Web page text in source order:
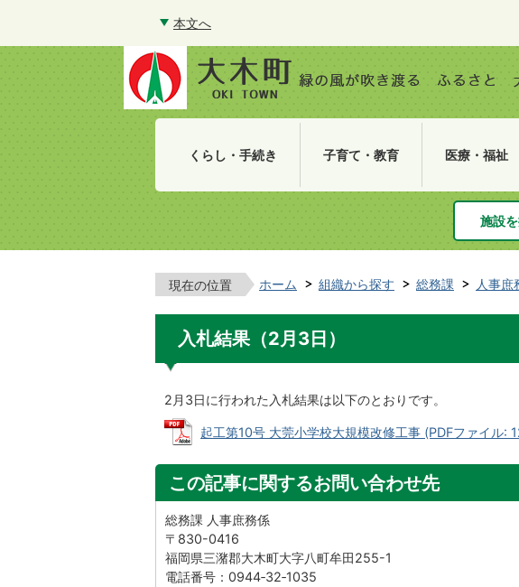
本文へ
くらし・手続き 子育て・教育 医療・福祉
施設
現在の位置 ホーム 組織から探す 総務課 人事庶
入札結果（2月3日）
2月3日に行われた入札結果は以下のとおりです。
起工第10号 大莞小学校大規模改修工事 (PDFファイル:
この記事に関するお問い合わせ先
総務課 人事庶務係
〒830-0416
福岡県三潴郡大木町大字八町牟田255-1
電話番号：0944‐32‐1035